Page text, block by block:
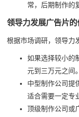
常，后期制作的
领导力发展广告片的
根据市场调研，领导力
如果选择较小的
元到三万元之间。
中型制作公司提
适合需要一定专
顶级制作公司或